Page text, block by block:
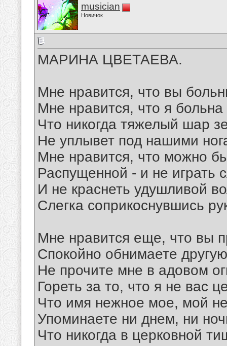
musician
Новичок
МАРИНА ЦВЕТАЕВА.
Мне нравится, что вы
Мне нравится, что я
Что никогда тяжелый шар
Не уплывет под нашими
Мне нравится, что можно
Распущенной - и не играть
И не краснеть удушливой
Слегка соприкоснувшись
Мне нравится еще, что вы
Спокойно обнимаете
Не прочите мне в адовом
Гореть за то, что я не вас
Что имя нежное мое, мой
Упоминаете ни днем, ни
Что никогда в церковной